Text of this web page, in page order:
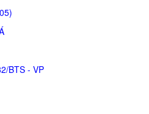
BTS - VP